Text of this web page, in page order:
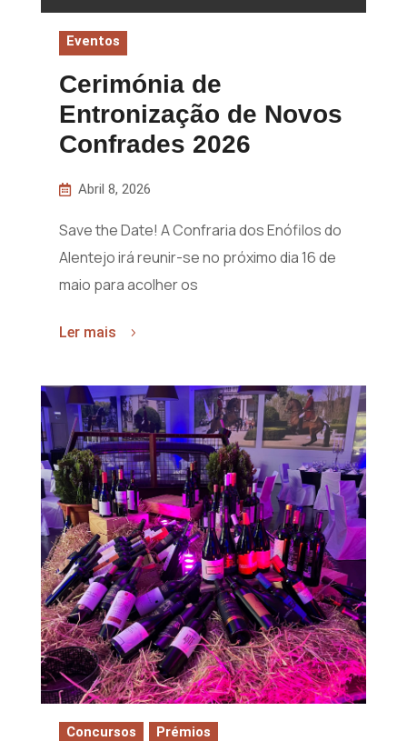
Eventos
Cerimónia de
Entronização de Novos
Confrades 2026
Abril 8, 2026
Save the Date! A Confraria dos Enófilos do
Alentejo irá reunir-se no próximo dia 16 de
maio para acolher os
Ler mais
Concursos Prémios